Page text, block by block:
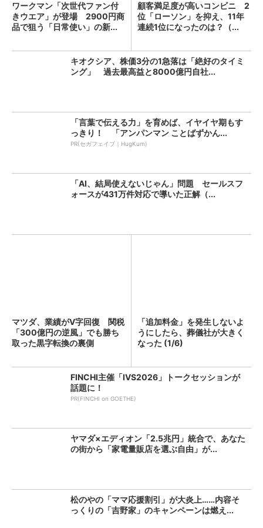
ワークマン「次世代ファン付
きウエア」が登場 2900円商
品で狙う「日常使い」の新...
顧客満足度が高いコンビニ 2
位「ローソン」を抑え、11年
連続1位になったのは？（...
キオクシア、株価3分の1急落は「絶好のタイミ
ング」 過去最高益と8000億円自社...
「言葉で伝える力」を育めば、イヤイヤ期もす
っきり！ 「アンパンマン ことばずかん...
PR(セガフェイブ｜HugKum)
「AI、結局使えないじゃん」問題 セールスフ
ォースが431万件対応で導いた正解（...
マツダ、業績がV字回復 関税
「300億円の逆風」でも勝ち
取った黒字転換の裏側
「追加料金」を発生しないよ
うにしたら、葬儀社が大きく
なった (1/6)
FINCHI主催「IVS2026」トークセッションが
話題に！
PR(FINCHI on GOETHE)
ヤマダ×エディオン「2.5兆円」統合で、あなた
の街から「家電量販店を選ぶ自由」が...
松のやの「ママ応援割引」が大炎上……内容そ
っくりの「吉野家」のキャンペーンは燃え...